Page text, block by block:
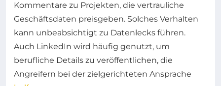
Kommentare zu Projekten, die vertrauliche
Geschäftsdaten preisgeben. Solches Verhalten
kann unbeabsichtigt zu Datenlecks führen.
Auch LinkedIn wird häufig genutzt, um
berufliche Details zu veröffentlichen, die
Angreifern bei der zielgerichteten Ansprache